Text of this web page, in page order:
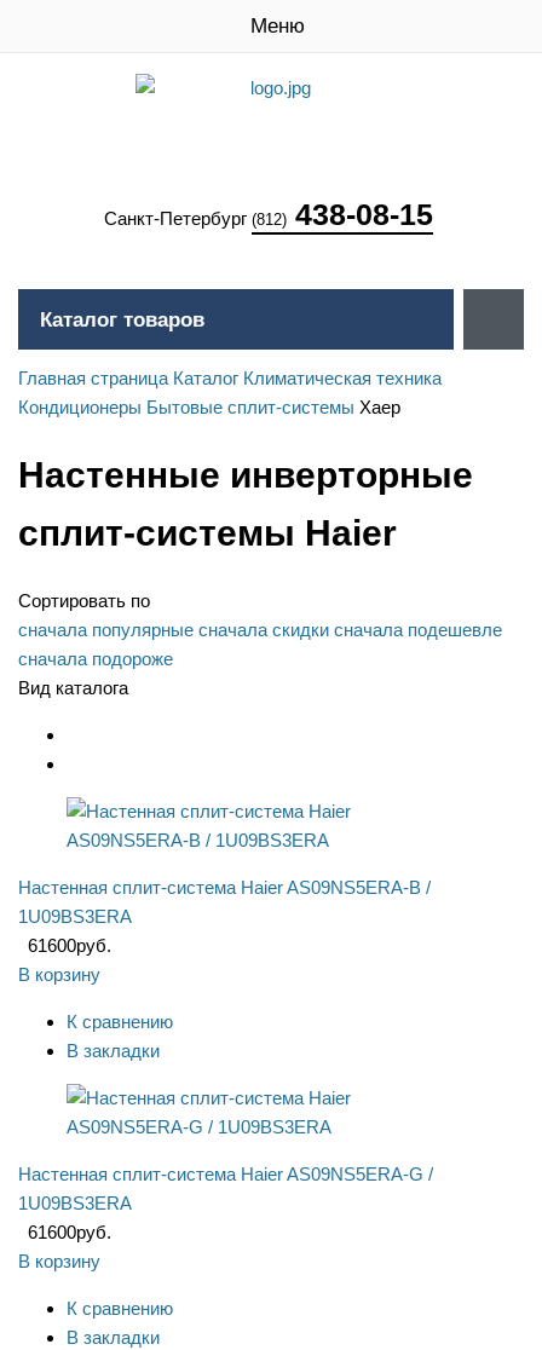
Меню
Санкт-Петербург (812) 438-08-15
Каталог товаров
Главная страница Каталог Климатическая техника
Кондиционеры Бытовые сплит-системы Хаер
Настенные инверторные
сплит-системы Haier
Сортировать по
сначала популярные сначала скидки сначала подешевле
сначала подороже
Вид каталога
Настенная сплит-система Haier AS09NS5ERA-B /
1U09BS3ERA
61600руб.
В корзину
К сравнению
В закладки
Настенная сплит-система Haier AS09NS5ERA-G /
1U09BS3ERA
61600руб.
В корзину
К сравнению
В закладки